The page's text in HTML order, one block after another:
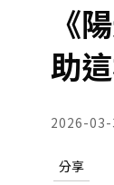
《
助
2026-03-
分享